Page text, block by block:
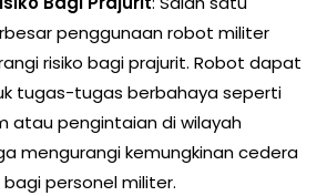
penggunaan robot militer
risiko bagi prajurit. Robot dapat
tugas-tugas berbahaya seperti
atau pengintaian di wilayah
mengurangi kemungkinan cedera
personel militer.